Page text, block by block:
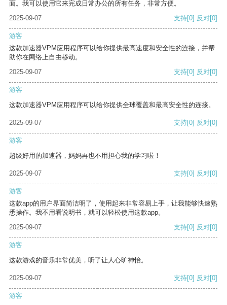
面。我可以使用它来完成日常办公的所有任务，非常方便。
2025-09-07
支持[0] 反对[0]
游客
这款加速器VPM应用程序可以给你提供最高速度和安全性的连接，并帮
助你在网络上自由移动。
2025-09-07
支持[0] 反对[0]
游客
这款加速器VPM应用程序可以给你提供全球覆盖和最高安全性的连接。
2025-09-07 支持[0] 反对[0]
游客
超级好用的加速器，妈妈再也不用担心我的学习啦！
2025-09-07 支持[0] 反对[0]
游客
这款app的用户界面简洁明了，使用起来非常容易上手，让我能够快速熟
悉操作。我不用看说明书，就可以轻松使用这款app。
2025-09-07
支持[0] 反对[0]
游客
这款游戏的音乐非常优美，听了让人心旷神怡。
2025-09-07 支持[0] 反对[0]
游客